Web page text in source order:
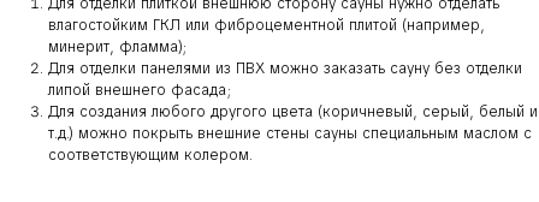
Для отделки плиткой внешнюю сторону сауны нужно отделать
влагостойким ГКЛ или фиброцементной плитой (например,
минерит, фламма);
Для отделки панелями из ПВХ можно заказать сауну без отделки
липой внешнего фасада;
Для создания любого другого цвета (коричневый, серый, белый и
т.д.) можно покрыть внешние стены сауны специальным маслом с
соответствующим колером.